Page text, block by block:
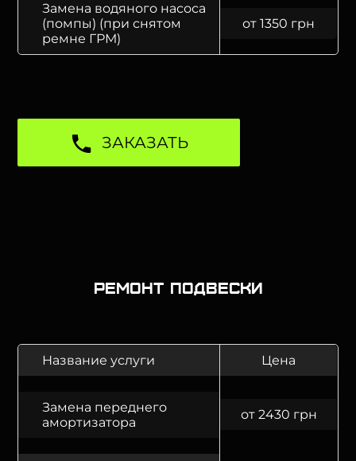
Замена водяного насоса
(помпы) (при снятом
ремне ГРМ)
от 1350 грн
ЗАКАЗАТЬ
Ремонт подвески
Название услуги Цена
Замена переднего
амортизатора
от 2430 грн